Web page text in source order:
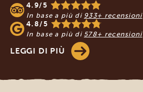
4.9/5
In base a più di 933+ recensioni
4.8/5
In base a più di 578+ recensioni
LEGGI DI PIÙ